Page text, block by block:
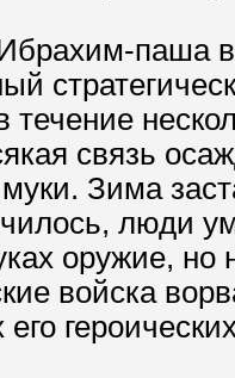
паша в
течение
связь
Зима
люди
оружие, но
войска